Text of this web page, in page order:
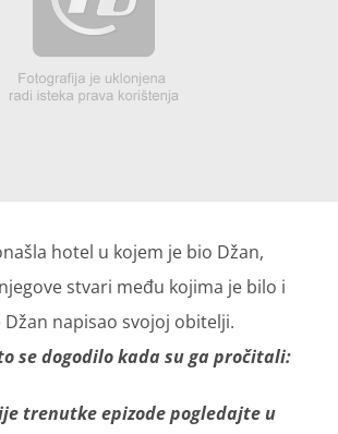
hotel u kojem je bio Džan,
stvari među kojima je bilo i
Džan napisao svojoj obitelji.
se dogodilo kada su ga pročitali:
trenutke epizode pogledajte u